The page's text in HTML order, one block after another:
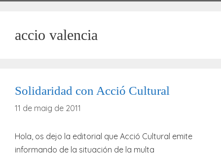
accio valencia
Solidaridad con Acció Cultural
11 de maig de 2011
Hola, os dejo la editorial que Acció Cultural emite
informando de la situación de la multa